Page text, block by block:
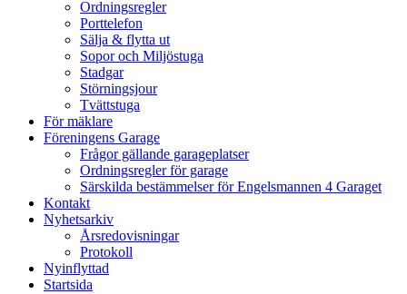
Ordningsregler
Porttelefon
Sälja & flytta ut
Sopor och Miljöstuga
Stadgar
Störningsjour
Tvättstuga
För mäklare
Föreningens Garage
Frågor gällande garageplatser
Ordningsregler för garage
Särskilda bestämmelser för Engelsmannen 4 Garaget
Kontakt
Nyhetsarkiv
Årsredovisningar
Protokoll
Nyinflyttad
Startsida